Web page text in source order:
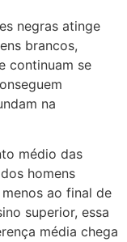
negras atinge
brancos,
continuam se
na
médio das
homens
ao final de
superior, essa
média chega